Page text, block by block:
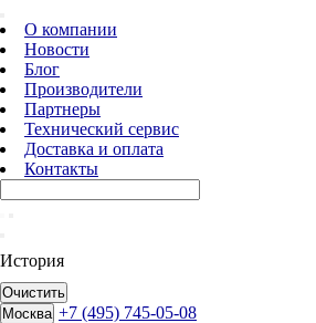
О компании
Новости
Блог
Производители
Партнеры
Технический сервис
Доставка и оплата
Контакты
История
Очистить
Москва +7 (495) 745-05-08